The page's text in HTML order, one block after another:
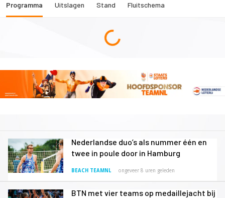
Programma Uitslagen Stand Fluitschema
Nederlandse duo’s als nummer één en
twee in poule door in Hamburg
BEACH TEAMNL ongeveer 8 uren geleden
BTN met vier teams op medaillejacht bij